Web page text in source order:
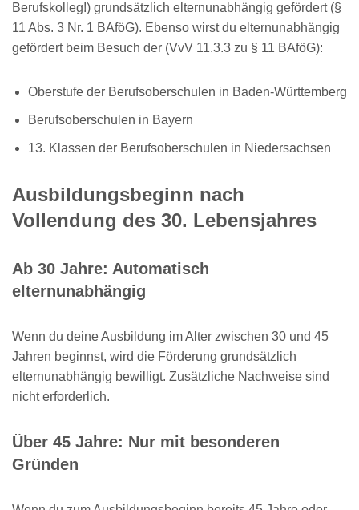
Berufskolleg!) grundsätzlich elternunabhängig gefördert (§
11 Abs. 3 Nr. 1 BAföG). Ebenso wirst du elternunabhängig
gefördert beim Besuch der (VvV 11.3.3 zu § 11 BAföG):
Oberstufe der Berufsoberschulen in Baden-Württemberg
Berufsoberschulen in Bayern
13. Klassen der Berufsoberschulen in Niedersachsen
Ausbildungsbeginn nach
Vollendung des 30. Lebensjahres
Ab 30 Jahre: Automatisch
elternunabhängig
Wenn du deine Ausbildung im Alter zwischen 30 und 45
Jahren beginnst, wird die Förderung grundsätzlich
elternunabhängig bewilligt. Zusätzliche Nachweise sind
nicht erforderlich.
Über 45 Jahre: Nur mit besonderen
Gründen